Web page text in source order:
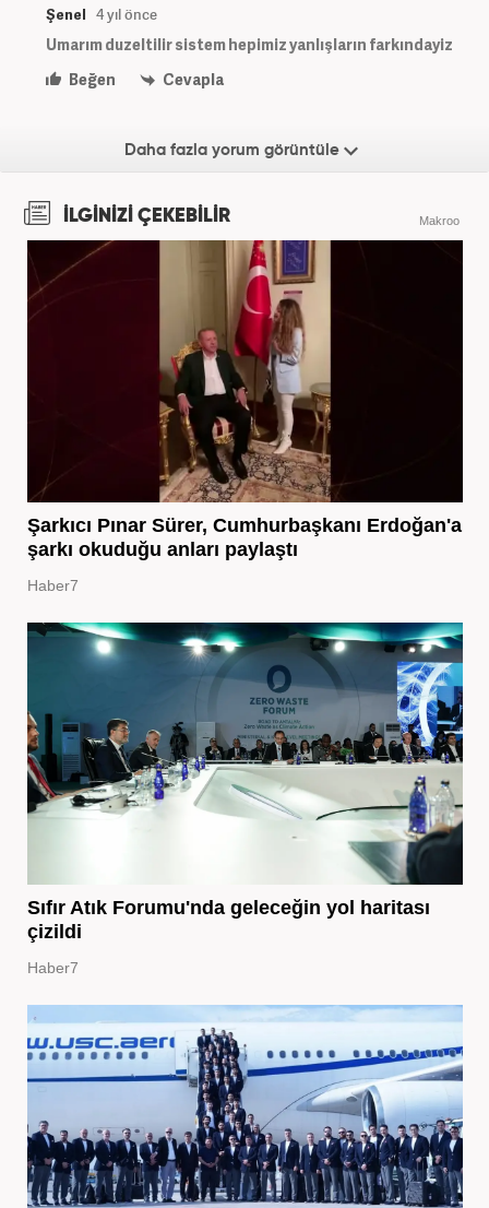
Şenel 4 yıl önce
Umarım duzeltilir sistem hepimiz yanlışların farkındayiz
Beğen
Cevapla
Daha fazla yorum görüntüle
İLGİNİZİ ÇEKEBİLİR Makroo
Şarkıcı Pınar Sürer, Cumhurbaşkanı Erdoğan'a
şarkı okuduğu anları paylaştı
Haber7
Sıfır Atık Forumu'nda geleceğin yol haritası
çizildi
Haber7